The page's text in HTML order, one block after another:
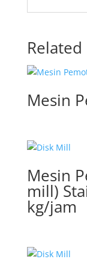
Mesin
Mesin
mill)
kg/jam